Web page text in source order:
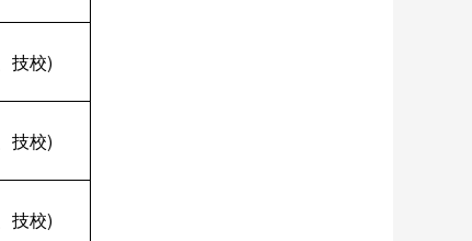
技校)
技校)
技校)